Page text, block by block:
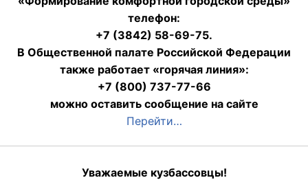
телефон:
+7 (3842) 58-69-75.
В Общественной палате Российской Федерации
также работает «горячая линия»:
+7 (800) 737-77-66
можно оставить сообщение на сайте
Перейти…
Уважаемые кузбассовцы!